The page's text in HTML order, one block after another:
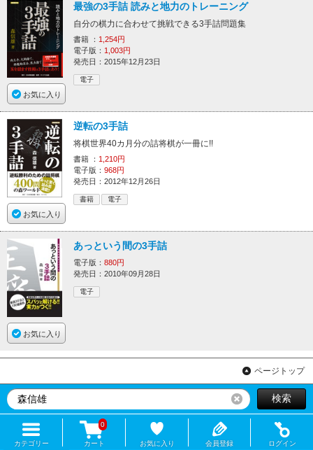
お気に入り
最強の3手詰 読みと地力のトレーニング
自分の棋力に合わせて挑戦できる3手詰問題集
書籍 ： 1,254円
電子版： 1,003円
発売日：2015年12月23日
電子
お気に入り
逆転の3手詰
将棋世界40カ月分の詰将棋が一冊に!!
書籍 ： 1,210円
電子版： 968円
発売日：2012年12月26日
書籍 電子
お気に入り
あっという間の3手詰
電子版： 880円
発売日：2010年09月28日
電子
ページトップ
リセット検索
カテゴリー カート
0
お気に入り 会員登録 ログイン